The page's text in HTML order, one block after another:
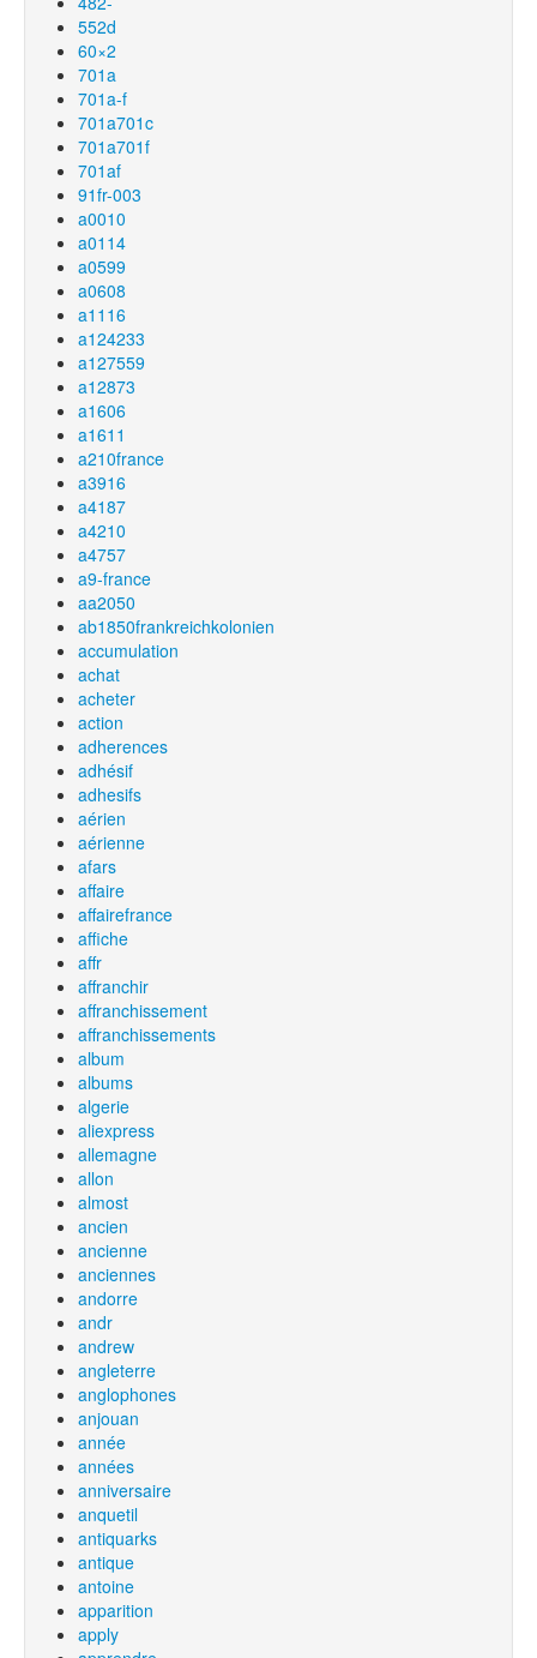
552d
60×2
701a
701a-f
701a701c
701a701f
701af
91fr-003
a0010
a0114
a0599
a0608
a1116
a124233
a127559
a12873
a1606
a1611
a210france
a3916
a4187
a4210
a4757
a9-france
aa2050
ab1850frankreichkolonien
accumulation
achat
acheter
action
adherences
adhésif
adhesifs
aérien
aérienne
afars
affaire
affairefrance
affiche
affr
affranchir
affranchissement
affranchissements
album
albums
algerie
aliexpress
allemagne
allon
almost
ancien
ancienne
anciennes
andorre
andr
andrew
angleterre
anglophones
anjouan
année
années
anniversaire
anquetil
antiquarks
antique
antoine
apparition
apply